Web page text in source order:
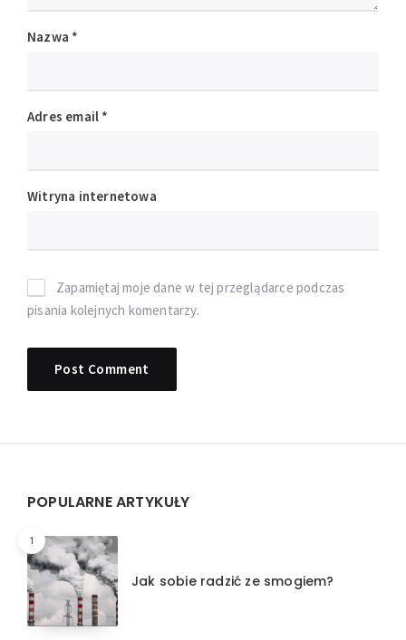
Nazwa *
Adres email *
Witryna internetowa
Zapamiętaj moje dane w tej przeglądarce podczas
pisania kolejnych komentarzy.
Widgets
POPULARNE ARTYKUŁY
1
Jak sobie radzić ze smogiem?